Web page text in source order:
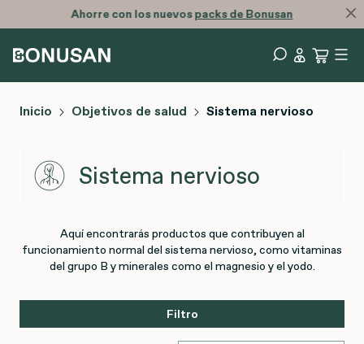
Ahorre con los nuevospacks de Bonusan
Inicio Objetivos de salud Sistema nervioso
Sistema nervioso
Aquí encontrarás productos que contribuyen al
funcionamiento normal del sistema nervioso, como vitaminas
del grupo B y minerales como el magnesio y el yodo.
Filtro